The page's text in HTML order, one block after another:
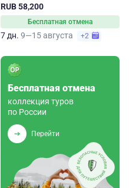
RUB 58,200
Бесплатная отмена
7 дн. 9—15 августа +2
Бесплатная отмена
коллекция туров
по России
Перейти